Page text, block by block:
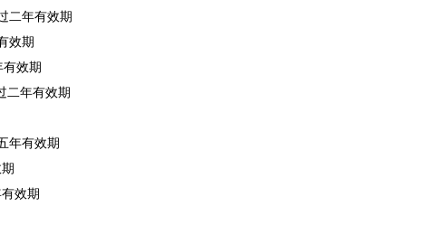
二年有效期
效期
效期
二年有效期
年有效期
效期